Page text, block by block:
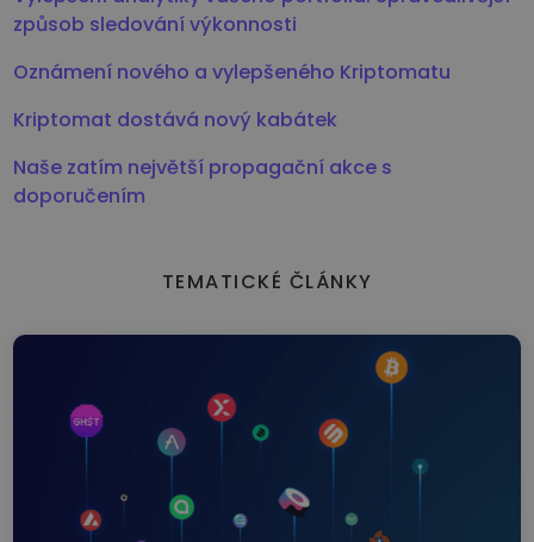
způsob sledování výkonnosti
Oznámení nového a vylepšeného Kriptomatu
Kriptomat dostává nový kabátek
Naše zatím největší propagační akce s
doporučením
TEMATICKÉ ČLÁNKY